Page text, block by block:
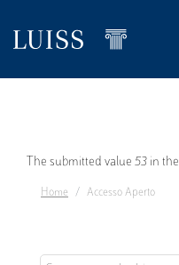
contenuto
Messaggio
di
The submitted value 53 in the
Home Accesso Aperto